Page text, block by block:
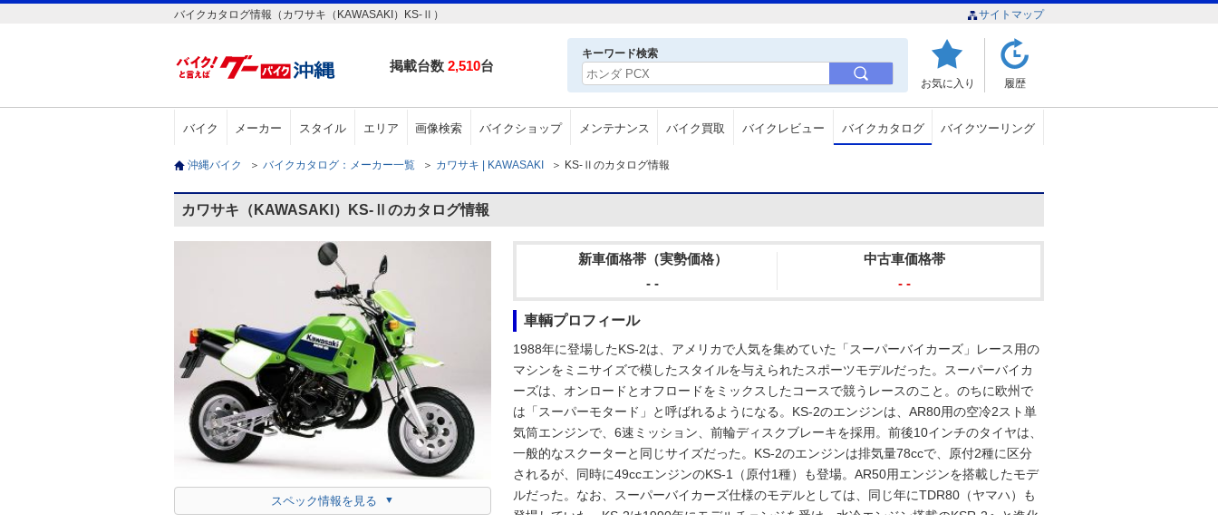
バイクカタログ情報（カワサキ（KAWASAKI）KS-Ⅱ） サイトマップ
掲載台数 2,510台
キーワード検索
お気に入り 履歴
バイク メーカー スタイル エリア 画像検索 バイクショップ メンテナンス バイク買取 バイクレビュー バイクカタログ バイクツーリング
沖縄バイク ＞ バイクカタログ：メーカー一覧 ＞ カワサキ | KAWASAKI ＞ KS-Ⅱのカタログ情報
カワサキ（KAWASAKI）KS-Ⅱのカタログ情報
スペック情報を見る
新車価格帯（実勢価格）
- -
中古車価格帯
- -
車輌プロフィール
1988年に登場したKS-2は、アメリカで人気を集めていた「スーパーバイカーズ」レース用の
マシンをミニサイズで模したスタイルを与えられたスポーツモデルだった。スーパーバイカ
ーズは、オンロードとオフロードをミックスしたコースで競うレースのこと。のちに欧州で
は「スーパーモタード」と呼ばれるようになる。KS-2のエンジンは、AR80用の空冷2スト単
気筒エンジンで、6速ミッション、前輪ディスクブレーキを採用。前後10インチのタイヤは、
一般的なスクーターと同じサイズだった。KS-2のエンジンは排気量78ccで、原付2種に区分
されるが、同時に49ccエンジンのKS-1（原付1種）も登場。AR50用エンジンを搭載したモデ
ルだった。なお、スーパーバイカーズ仕様のモデルとしては、同じ年にTDR80（ヤマハ）も
登場していた。KS-2は1990年にモデルチェンジを受け、水冷エンジン搭載のKSR-2へと進化